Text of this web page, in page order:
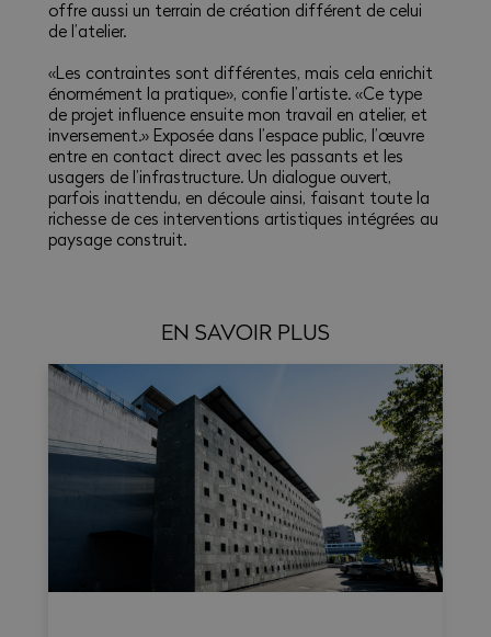
offre aussi un terrain de création différent de celui
de l’atelier.
«Les contraintes sont différentes, mais cela enrichit
énormément la pratique», confie l’artiste. «Ce type
de projet influence ensuite mon travail en atelier, et
inversement.» Exposée dans l’espace public, l’œuvre
entre en contact direct avec les passants et les
usagers de l’infrastructure. Un dialogue ouvert,
parfois inattendu, en découle ainsi, faisant toute la
richesse de ces interventions artistiques intégrées au
paysage construit.
EN SAVOIR PLUS